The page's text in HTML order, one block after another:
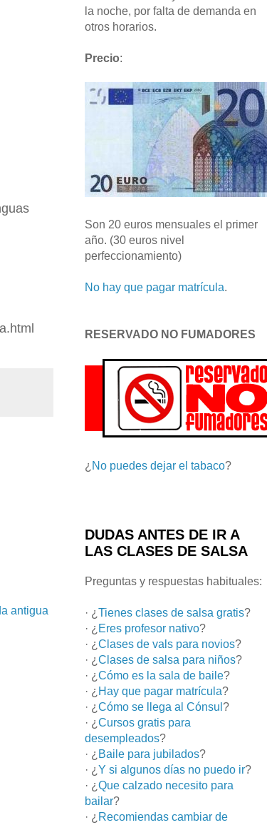
antigua
la noche, por falta de demanda en
otros horarios.
Precio:
Son 20 euros mensuales el primer
año. (30 euros nivel
perfeccionamiento)
No hay que pagar matrícula.
RESERVADO NO FUMADORES
¿ No puedes dejar el tabaco?
DUDAS ANTES DE IR A
LAS CLASES DE SALSA
Preguntas y respuestas habituales:
· ¿ Tienes clases de salsa gratis?
· ¿ Eres profesor nativo?
· ¿ Clases de vals para novios?
· ¿ Clases de salsa para niños?
· ¿ Cómo es la sala de baile?
· ¿ Hay que pagar matrícula?
· ¿ Cómo se llega al Cónsul ?
· ¿ Cursos gratis para
desempleados?
· ¿ Baile para jubilados?
· ¿ Y si algunos días no puedo ir?
· ¿ Que calzado necesito para
bailar?
· ¿ Recomiendas cambiar de